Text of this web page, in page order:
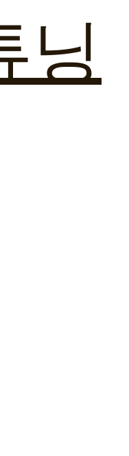
닝